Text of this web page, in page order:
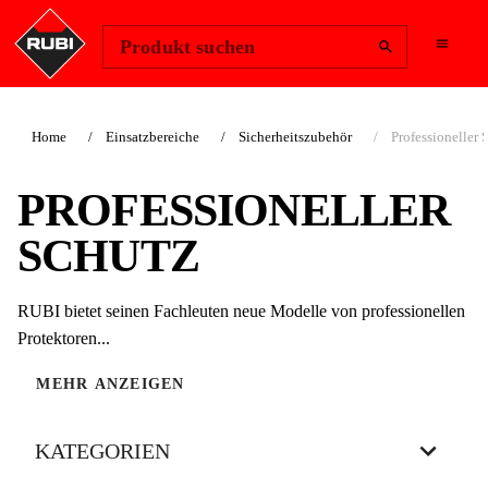
Produkt suchen
Home Einsatzbereiche Sicherheitszubehör Professioneller
PROFESSIONELLER
SCHUTZ
RUBI bietet seinen Fachleuten neue Modelle von professionellen
Protektoren...
MEHR ANZEIGEN
KATEGORIEN